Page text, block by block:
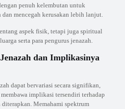
penuh kelembutan untuk
dan mencegah kerusakan lebih lanjut.
aspek fisik, tetapi juga spiritual
serta para pengurus jenazah.
dan Implikasinya
dapat bervariasi secara signifikan,
implikasi tersendiri terhadap
Memahami spektrum